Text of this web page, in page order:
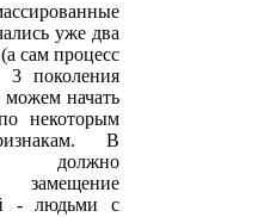
уже два
сам процесс
3 поколения
начать
некоторым
В
должно
замещение
- людьми с